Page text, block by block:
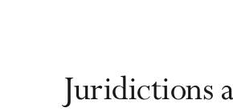
Juridictions